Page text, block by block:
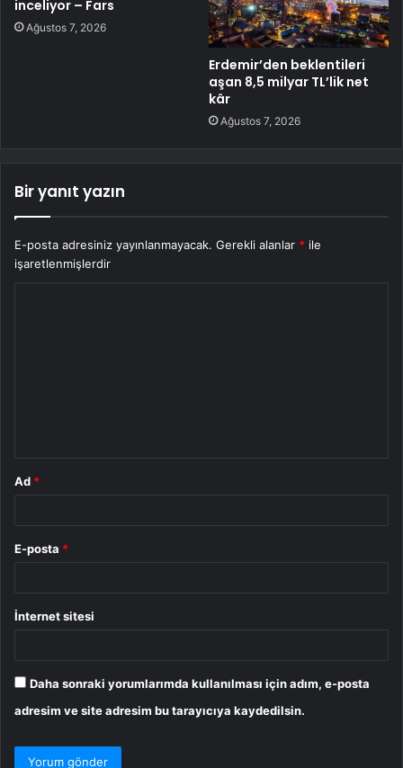
inceliyor – Fars
Ağustos 7, 2026
Erdemir’den beklentileri
aşan 8,5 milyar TL’lik net
kâr
Ağustos 7, 2026
Bir yanıt yazın
E-posta adresiniz yayınlanmayacak. Gerekli alanlar * ile
işaretlenmişlerdir
Ad *
E-posta *
İnternet sitesi
Daha sonraki yorumlarımda kullanılması için adım, e-posta
adresim ve site adresim bu tarayıcıya kaydedilsin.